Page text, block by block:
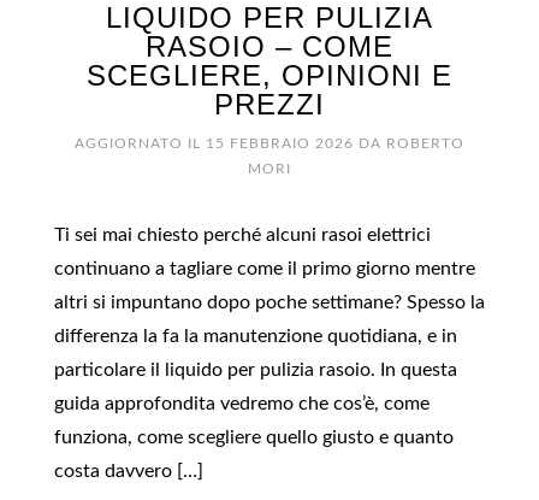
LIQUIDO PER PULIZIA
RASOIO – COME
SCEGLIERE, OPINIONI E
PREZZI
AGGIORNATO IL 15 FEBBRAIO 2026 DA ROBERTO
MORI
Ti sei mai chiesto perché alcuni rasoi elettrici
continuano a tagliare come il primo giorno mentre
altri si impuntano dopo poche settimane? Spesso la
differenza la fa la manutenzione quotidiana, e in
particolare il liquido per pulizia rasoio. In questa
guida approfondita vedremo che cos’è, come
funziona, come scegliere quello giusto e quanto
costa davvero […]